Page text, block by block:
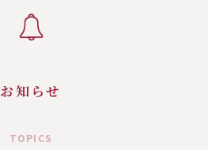
お知らせ
TOPICS